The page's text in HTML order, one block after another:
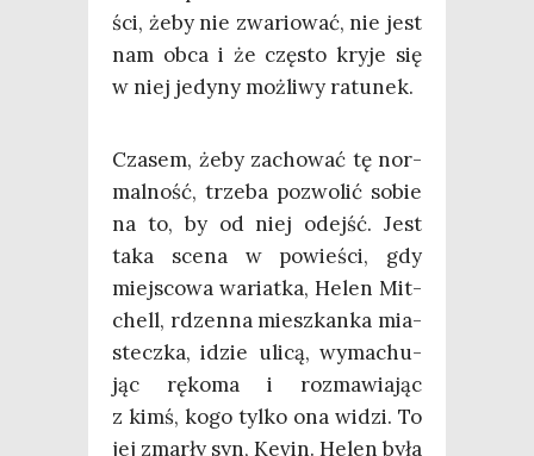
ści, żeby nie zwa­rio­wać, nie jest
nam obca i że czę­sto kry­je się
w niej jedy­ny moż­li­wy ratunek.
Cza­sem, żeby zacho­wać tę nor­
mal­ność, trze­ba pozwo­lić sobie
na to, by od niej odejść. Jest
taka sce­na w powie­ści, gdy
miej­sco­wa wariat­ka, Helen Mit­
chell, rdzen­na miesz­kan­ka mia­
stecz­ka, idzie uli­cą, wyma­chu­
jąc ręko­ma i roz­ma­wia­jąc
z kimś, kogo tyl­ko ona widzi. To
jej zmar­ły syn, Kevin. Helen była